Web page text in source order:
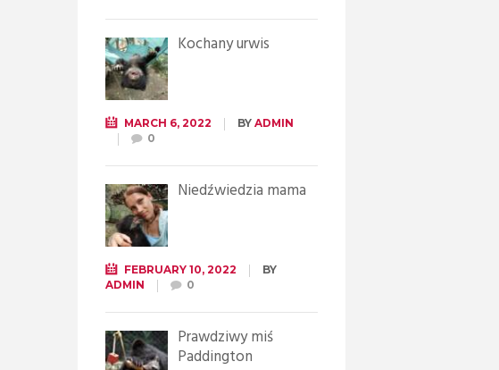
Kochany urwis
MARCH 6, 2022 BY ADMIN
0
Niedźwiedzia mama
FEBRUARY 10, 2022
BY
ADMIN
0
Prawdziwy miś
Paddington